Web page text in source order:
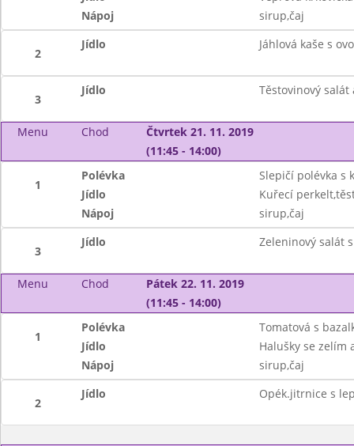
Nápoj
sirup,čaj
2
Jídlo Jáhlová kaše s
3
Jídlo Těstovinový salát
Menu Chod
Čtvrtek 21. 11. 2019
(11:45 - 14:00)
1
Polévka
Slepičí polévka s
Jídlo
Kuřecí
Nápoj
sirup,čaj
3
Jídlo Zeleninový salát
Menu Chod
Pátek 22. 11. 2019
(11:45 - 14:00)
1
Polévka
Tomatová s
Jídlo
Halušky se zelím
Nápoj
sirup,čaj
2
Jídlo Opék.jitrnice s